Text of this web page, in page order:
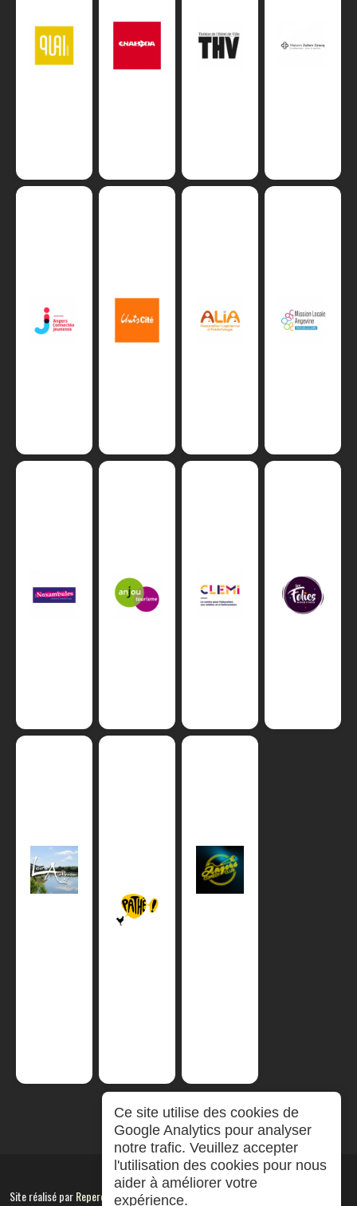
Site réalisé parRepereCom
Ce site utilise des cookies de
Google Analytics pour analyser
notre trafic. Veuillez accepter
l'utilisation des cookies pour nous
aider à améliorer votre
expérience.